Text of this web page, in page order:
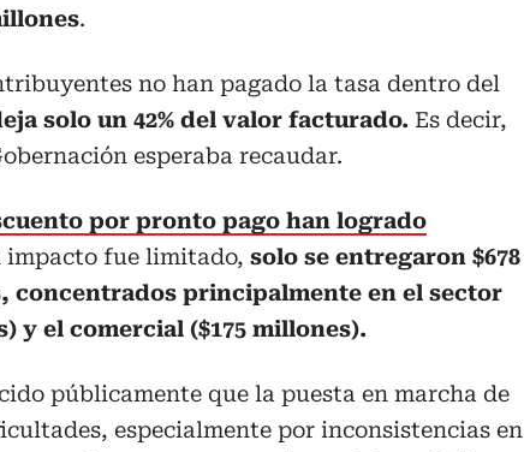
.
no han pagado la tasa dentro del
solo un 42% del valor facturado. Es decir,
esperaba recaudar.
por pronto pago han logrado
impacto fue limitado, solo se entregaron $678
concentrados principalmente en el sector
y el comercial ($175 millones).
públicamente que la puesta en marcha de
especialmente por inconsistencias en